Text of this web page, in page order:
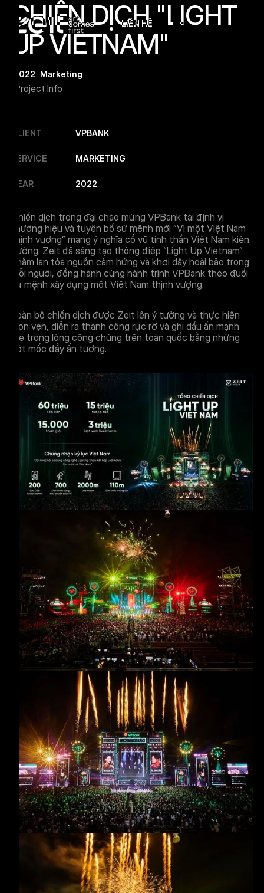
LIÊN HỆ Menu Button
CHIẾN DỊCH "LIGHT
UP VIETNAM"
2022 Marketing
Project Info
CLIENT VPBANK
SERVICE MARKETING
YEAR 2022
Chiến dịch trọng đại chào mừng VPBank tái định vị
thương hiệu và tuyên bố sứ mệnh mới “Vì một Việt Nam
thịnh vượng” mang ý nghĩa cổ vũ tinh thần Việt Nam kiên
cường. Zeit đã sáng tạo thông điệp “Light Up Vietnam”
nhằm lan tỏa nguồn cảm hứng và khơi dậy hoài bão trong
mỗi người, đồng hành cùng hành trình VPBank theo đuổi
sứ mệnh xây dựng một Việt Nam thịnh vượng.
Toàn bộ chiến dịch được Zeit lên ý tưởng và thực hiện
trọn vẹn, diễn ra thành công rực rỡ và ghi dấu ấn mạnh
mẽ trong lòng công chúng trên toàn quốc bằng những
cột mốc đầy ấn tượng.